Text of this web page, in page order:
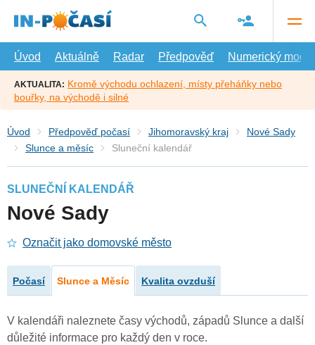
hlavní
Úvod
Aktuálně Radar Předpověď Numerický model
AKTUALITA: Kromě východu ochlazení, místy přeháňky nebo
bouřky, na východě i silné
Úvod Předpověď počasí Jihomoravský kraj
Nové Sady
Slunce a měsíc
Sluneční kalendář
SLUNEČNÍ KALENDÁŘ
Nové Sady
Označit jako domovské město
Počasí Slunce a Měsíc Kvalita ovzduší
V kalendáři naleznete časy východů, západů Slunce a další
důležité informace pro každý den v roce.